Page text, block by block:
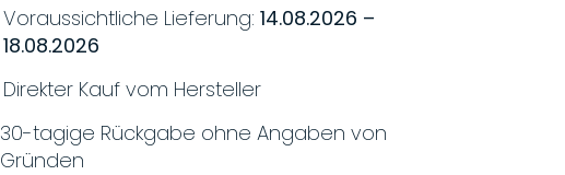
Voraussichtliche Lieferung:14.08.2026 –
18.08.2026
Direkter Kauf vom Hersteller
30-tagige Rückgabe ohne Angaben von
Gründen